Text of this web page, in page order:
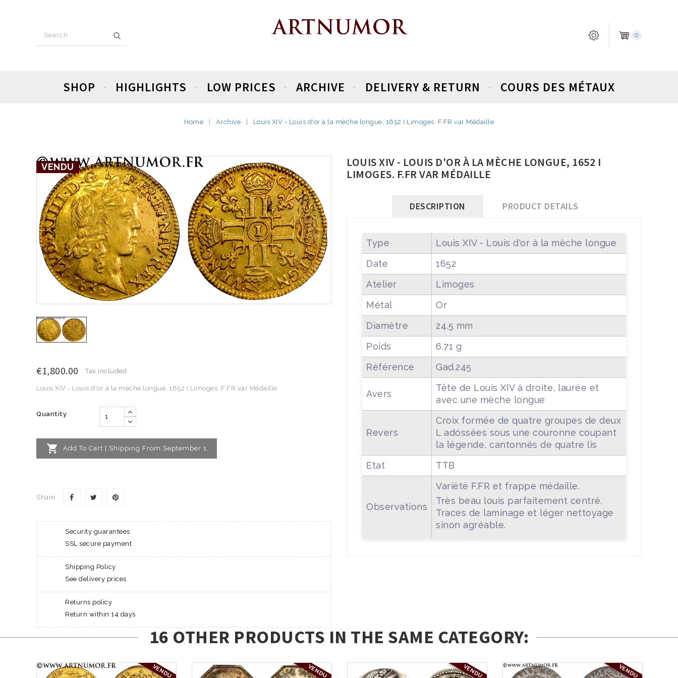
0
SHOP HIGHLIGHTS LOW PRICES ARCHIVE DELIVERY & RETURN COURS DES MÉTAUX
Home Archive Louis XIV - Louis d'or à la mèche longue, 1652 I Limoges. F.FR var Médaille
VENDU
€1,800.00 Tax included
Louis XIV - Louis d'or à la mèche longue, 1652 I Limoges. F.FR var Médaille
Quantity
 Add To Cart | Shipping From September 1
Share
Security guarantees
SSL secure payment
Shipping Policy
See delivery prices
Returns policy
Return within 14 days
LOUIS XIV - LOUIS D'OR À LA MÈCHE LONGUE, 1652 I
LIMOGES. F.FR VAR MÉDAILLE
DESCRIPTION PRODUCT DETAILS
Type
Louis XIV - Louis d'or à la mèche longue
Date
1652
Atelier
Limoges
Métal
Or
Diamètre
24.5 mm
Poids
6.71 g
Référence
Gad.245
Avers
Tête de Louis XIV à droite, laurée et
avec une mèche longue
Revers
Croix formée de quatre groupes de deux
L adossées sous une couronne coupant
la légende, cantonnés de quatre lis
Etat
TTB
Observations
Variété F.FR et frappe médaille.
Très beau louis parfaitement centré.
Traces de laminage et léger nettoyage
sinon agréable.
16 OTHER PRODUCTS IN THE SAME CATEGORY:
VENDU VENDU VENDU VENDU